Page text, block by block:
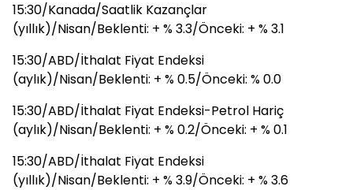
15:30/Kanada/Saatlik Kazançlar
(yıllık)/Nisan/Beklenti: + % 3.3/Önceki: + % 3.1
15:30/ABD/İthalat Fiyat Endeksi
(aylık)/Nisan/Beklenti: + % 0.5/Önceki: % 0.0
15:30/ABD/İthalat Fiyat Endeksi-Petrol Hariç
(aylık)/Nisan/Beklenti: + % 0.2/Önceki: + % 0.1
15:30/ABD/İthalat Fiyat Endeksi
(yıllık)/Nisan/Beklenti: + % 3.9/Önceki: + % 3.6